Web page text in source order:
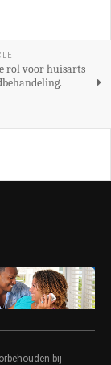
rol voor huisarts
bij